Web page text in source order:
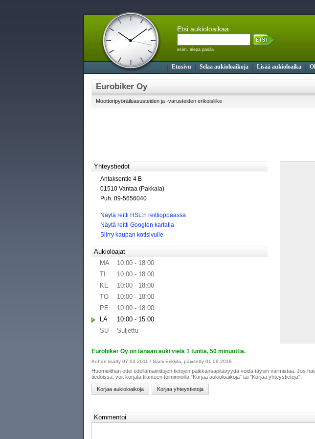
Etsi aukioloaikaa
esim. alepa pasila
Etusivu Selaa aukioloaikoja Lisää aukioloaika
Eurobiker Oy
Moottoripyöräiluasusteiden ja -varusteiden erikoisliike
Yhteystiedot
Antaksentie 4 B
01510 Vantaa (Pakkala)
Puh. 09-5656040
Näytä reitti HSL:n reittioppaassa
Näytä reitti Googlen kartalla
Siirry kaupan kotisivulle
Aukioloajat
MA
10:00 - 18:00
TI
10:00 - 18:00
KE
10:00 - 18:00
TO
10:00 - 18:00
PE
10:00 - 18:00
LA
10:00 - 15:00
SU
Suljettu
Eurobiker Oy on tänään auki vielä 1 tuntia, 50 minuuttia.
Kohde lisätty 07.03.2011 / Sami Erikkilä, päivitetty 01.09.2018
Huomioithan ettei edellämainittujen tietojen paikkansapitävyyttä voida täysin varmistaa. Jos
tiedoissa, voit korjata tilanteen toiminnoilla "Korjaa aukioloaikoja" tai "Korjaa yhteystietoja".
Kommentoi